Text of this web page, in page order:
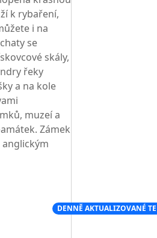
k rybaření,
i na
se
skály,
řeky
a na kole
muzeí a
Zámek
DENNĚ AKTUALIZOVANÉ